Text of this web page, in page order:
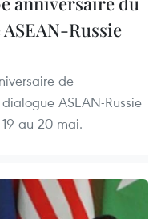
Russie
de
ASEAN-Russie
au 20 mai.